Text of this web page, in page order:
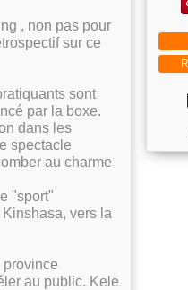
, non pas pour
sur ce
sont
par la boxe.
dans les
spectacle
au charme
"sport"
vers la
au public. Kele